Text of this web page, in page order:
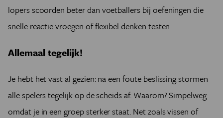
lopers scoorden beter dan voetballers bij oefeningen die
snelle reactie vroegen of flexibel denken testen.
Allemaal tegelijk!
Je hebt het vast al gezien: na een foute beslissing stormen
alle spelers tegelijk op de scheids af. Waarom? Simpelweg
omdat je in een groep sterker staat. Net zoals vissen of